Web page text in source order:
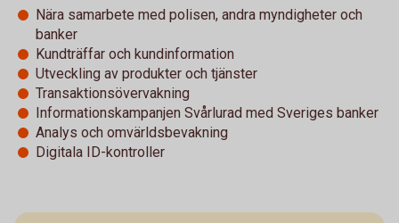
Nära samarbete med polisen, andra myndigheter och
banker
Kundträffar och kundinformation
Utveckling av produkter och tjänster
Transaktionsövervakning
Informationskampanjen Svårlurad med Sveriges banker
Analys och omvärldsbevakning
Digitala ID-kontroller